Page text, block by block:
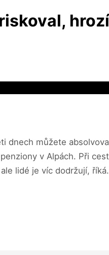
dnech můžete
v Alpách. Při
lidé je víc dodržují, říká.